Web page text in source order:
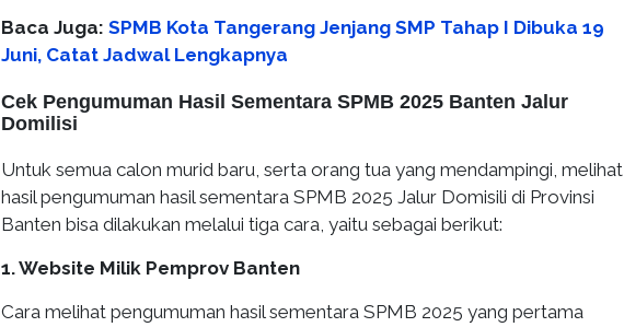
Baca Juga: SPMB Kota Tangerang Jenjang SMP Tahap I Dibuka 19
Juni, Catat Jadwal Lengkapnya
Cek Pengumuman Hasil Sementara SPMB 2025 Banten Jalur
Domilisi
Untuk semua calon murid baru, serta orang tua yang mendampingi, melihat
hasil pengumuman hasil sementara SPMB 2025 Jalur Domisili di Provinsi
Banten bisa dilakukan melalui tiga cara, yaitu sebagai berikut:
1. Website Milik Pemprov Banten
Cara melihat pengumuman hasil sementara SPMB 2025 yang pertama